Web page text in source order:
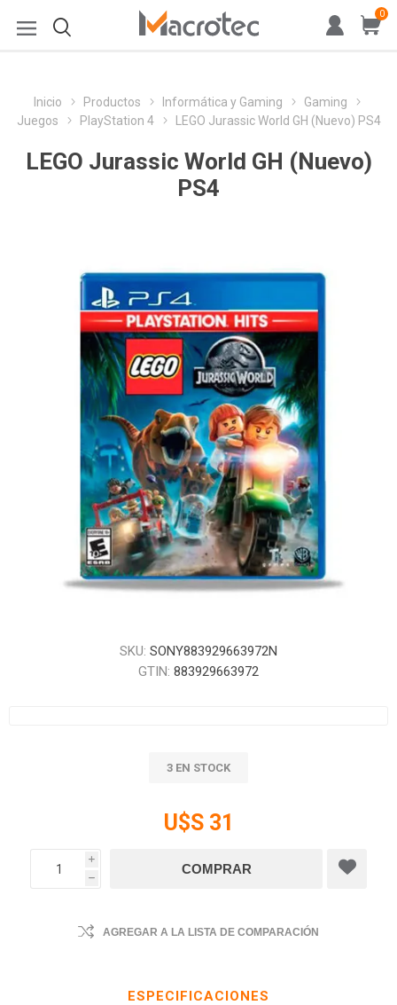
0
Inicio Productos Informática y Gaming
Gaming
Juegos
PlayStation 4 LEGO Jurassic World GH (Nuevo) PS4
LEGO Jurassic World GH (Nuevo)
PS4
SKU: SONY883929663972N
GTIN: 883929663972
3 EN STOCK
U$S 31
i
h
AGREGAR A LA LISTA DE COMPARACIÓN
ESPECIFICACIONES